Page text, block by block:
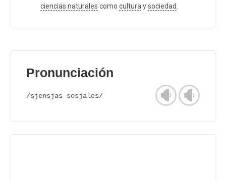
ciencias naturales como cultura ysociedad
Pronunciación
/sjensjas sosjales/